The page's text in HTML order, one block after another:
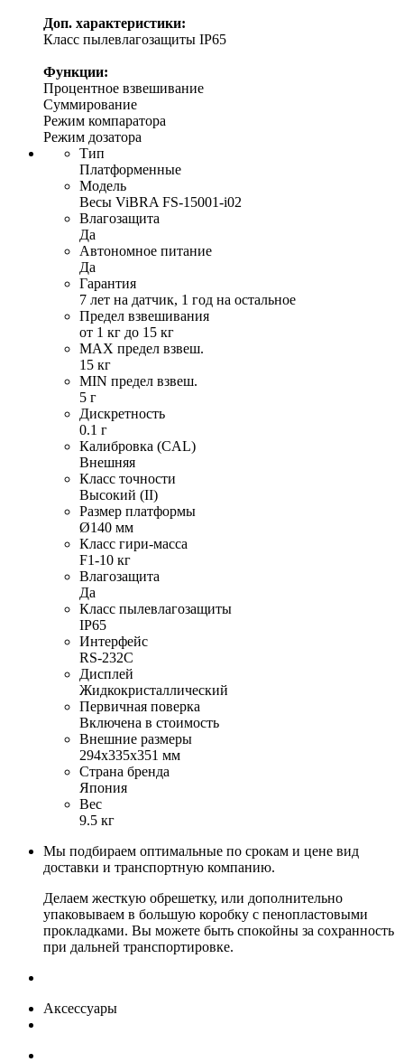
Доп. характеристики:
Класс пылевлагозащиты IP65
Функции:
Процентное взвешивание
Суммирование
Режим компаратора
Режим дозатора
Тип
Платформенные
Модель
Весы ViBRA FS-15001-i02
Влагозащита
Да
Автономное питание
Да
Гарантия
7 лет на датчик, 1 год на остальное
Предел взвешивания
от 1 кг до 15 кг
MAX предел взвеш.
15 кг
MIN предел взвеш.
5 г
Дискретность
0.1 г
Калибровка (CAL)
Внешняя
Класс точности
Высокий (II)
Размер платформы
Ø140 мм
Класс гири-масса
F1-10 кг
Влагозащита
Да
Класс пылевлагозащиты
IP65
Интерфейс
RS-232C
Дисплей
Жидкокристаллический
Первичная поверка
Включена в стоимость
Внешние размеры
294х335х351 мм
Страна бренда
Япония
Вес
9.5 кг
Мы подбираем оптимальные по срокам и цене вид
доставки и транспортную компанию.
Делаем жесткую обрешетку, или дополнительно
упаковываем в большую коробку с пенопластовыми
прокладками. Вы можете быть спокойны за сохранность
при дальней транспортировке.
Аксессуары